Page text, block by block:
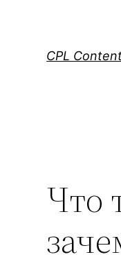
CPL
Что